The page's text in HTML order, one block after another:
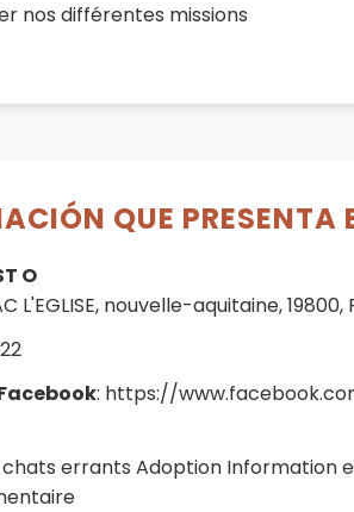
nos différentes missions
QUE PRESENTA
O
L'EGLISE, nouvelle-aquitaine, 19800,
: https://
errants Adoption Information